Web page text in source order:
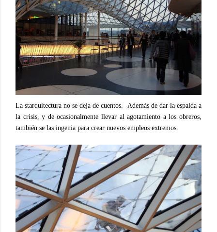
La starquitectura no se deja de cuentos.
Además de dar la espalda a
la crisis, y de ocasionalmente llevar al agotamiento a los obreros,
también se las ingenia para crear nuevos empleos extremos.